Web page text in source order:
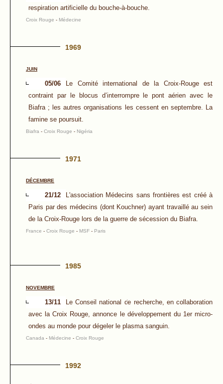
respiration artificielle du bouche-à-bouche.
Croix Rouge - Médecine
1969
JUIN
05/06
Le Comité international de la Croix-Rouge est
contraint par le blocus d’interrompre le pont aérien avec le
Biafra ; les autres organisations les cessent en septembre. La
famine se poursuit.
Biafra - Croix Rouge - Nigéria
1971
DÉCEMBRE
21/12
L'association Médecins sans frontières est créé à
Paris par des médecins (dont Kouchner) ayant travaillé au sein
de la Croix-Rouge lors de la guerre de sécession du Biafra.
France - Croix Rouge - MSF - Paris
1985
NOVEMBRE
13/11
Le Conseil national de recherche, en collaboration
avec la Croix Rouge, annonce le développement du 1er micro-
ondes au monde pour dégeler le plasma sanguin.
Canada - Médecine - Croix Rouge
1992